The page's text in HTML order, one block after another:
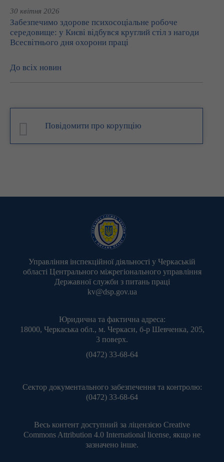
30 квітня 2026
Забезпечимо здорове психосоціальне робоче
середовище: у Києві відбувся круглий стіл з нагоди
Всесвітнього дня охорони праці
До всіх новин
Повідомити про корупцію
Управління інспекційної діяльності у Черкаській
області Центрального міжрегіонального управління
Державної служби з питань праці
kv@dsp.gov.ua
Юридична та фактична адреса:
18000, Черкаська обл., м. Черкаси, б-р Шевченка, 205,
3 поверх.
(0472) 33-68-64
Сектор документального забезпечення та контролю:
(0472) 33-68-64
Весь контент доступний за ліцензією Creative
Commons Attribution 4.0 International license, якщо не
зазначено інше.